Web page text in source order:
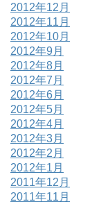
2012年12月
2012年11月
2012年10月
2012年9月
2012年8月
2012年7月
2012年6月
2012年5月
2012年4月
2012年3月
2012年2月
2012年1月
2011年12月
2011年11月